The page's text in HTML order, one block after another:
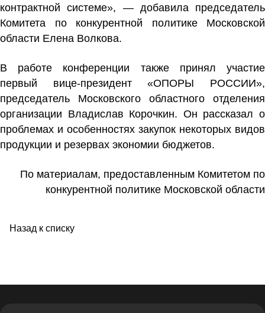
контрактной системе», — добавила председатель
Комитета по конкурентной политике Московской
области Елена Волкова.
В работе конференции также принял участие
первый вице-президент «ОПОРЫ РОССИИ»,
председатель Московского областного отделения
организации Владислав Корочкин. Он рассказал о
проблемах и особенностях закупок некоторых видов
продукции и резервах экономии бюджетов.
По материалам, предоставленным Комитетом по
конкурентной политике Московской области
Назад к списку